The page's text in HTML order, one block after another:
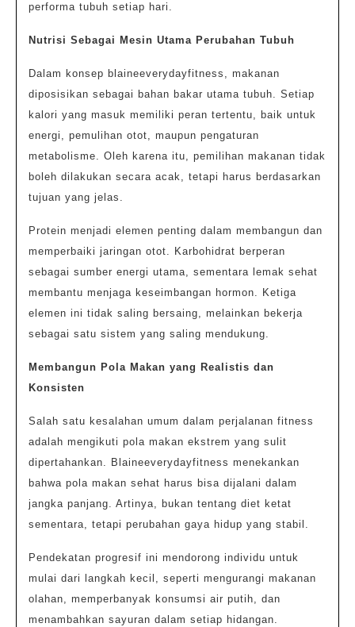
performa tubuh setiap hari.
Nutrisi Sebagai Mesin Utama Perubahan Tubuh
Dalam konsep blaineeverydayfitness, makanan
diposisikan sebagai bahan bakar utama tubuh. Setiap
kalori yang masuk memiliki peran tertentu, baik untuk
energi, pemulihan otot, maupun pengaturan
metabolisme. Oleh karena itu, pemilihan makanan tidak
boleh dilakukan secara acak, tetapi harus berdasarkan
tujuan yang jelas.
Protein menjadi elemen penting dalam membangun dan
memperbaiki jaringan otot. Karbohidrat berperan
sebagai sumber energi utama, sementara lemak sehat
membantu menjaga keseimbangan hormon. Ketiga
elemen ini tidak saling bersaing, melainkan bekerja
sebagai satu sistem yang saling mendukung.
Membangun Pola Makan yang Realistis dan
Konsisten
Salah satu kesalahan umum dalam perjalanan fitness
adalah mengikuti pola makan ekstrem yang sulit
dipertahankan. Blaineeverydayfitness menekankan
bahwa pola makan sehat harus bisa dijalani dalam
jangka panjang. Artinya, bukan tentang diet ketat
sementara, tetapi perubahan gaya hidup yang stabil.
Pendekatan progresif ini mendorong individu untuk
mulai dari langkah kecil, seperti mengurangi makanan
olahan, memperbanyak konsumsi air putih, dan
menambahkan sayuran dalam setiap hidangan.